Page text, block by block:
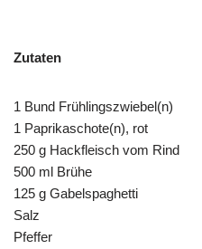
Zutaten
1 Bund Frühlingszwiebel(n)
1 Paprikaschote(n), rot
250 g Hackfleisch vom Rind
500 ml Brühe
125 g Gabelspaghetti
Salz
Pfeffer